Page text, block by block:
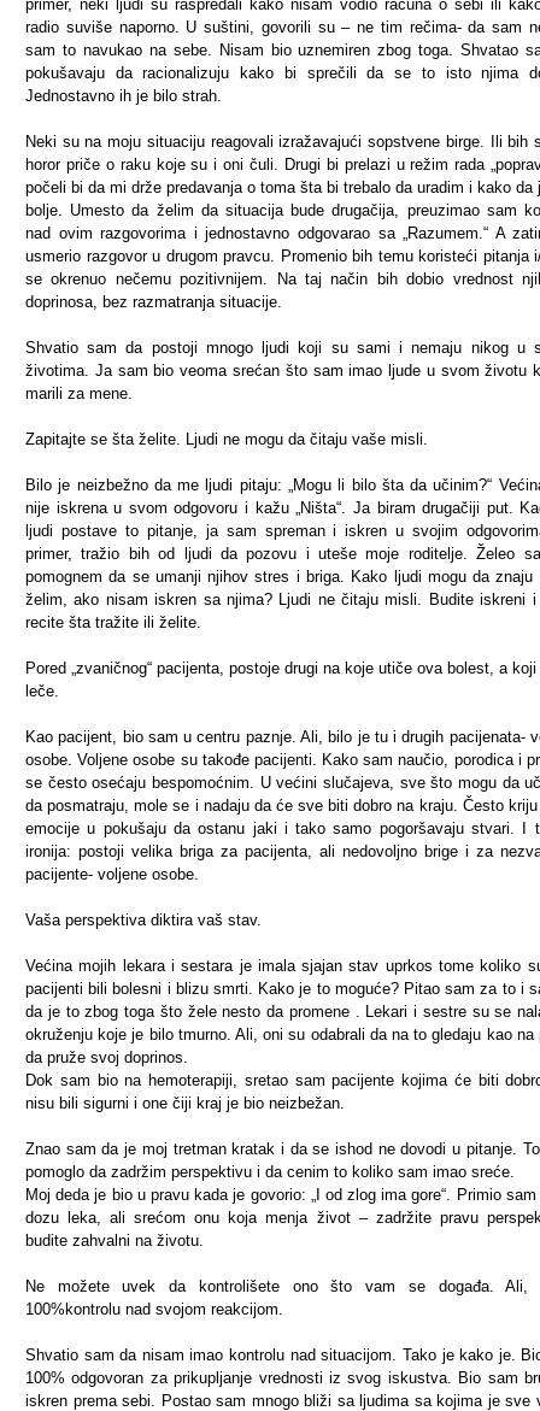
primer, neki ljudi su raspredali kako nisam vodio računa o sebi ili
radio suviše naporno. U suštini, govorili su – ne tim rečima- da sam
sam to navukao na sebe. Nisam bio uznemiren zbog toga. Shvatao
pokušavaju da racionalizuju kako bi sprečili da se to isto njima
Jednostavno ih je bilo strah.
Neki su na moju situaciju reagovali izražavajući sopstvene birge. Ili bih
horor priče o raku koje su i oni čuli. Drugi bi prelazi u režim rada
počeli bi da mi drže predavanja o toma šta bi trebalo da uradim i kako da
bolje. Umesto da želim da situacija bude drugačija, preuzimao sam
nad ovim razgovorima i jednostavno odgovarao sa „Razumem.“ A
usmerio razgovor u drugom pravcu. Promenio bih temu koristeći pitanja
se okrenuo nečemu pozitivnijem. Na taj način bih dobio vrednost
doprinosa, bez razmatranja situacije.
Shvatio sam da postoji mnogo ljudi koji su sami i nemaju nikog u
životima. Ja sam bio veoma srećan što sam imao ljude u svom životu
marili za mene.
Zapitajte se šta želite. Ljudi ne mogu da čitaju vaše misli.
Bilo je neizbežno da me ljudi pitaju: „Mogu li bilo šta da učinim?“
nije iskrena u svom odgovoru i kažu „Ništa“. Ja biram drugačiji put.
ljudi postave to pitanje, ja sam spreman i iskren u svojim
primer, tražio bih od ljudi da pozovu i uteše moje roditelje. Želeo
pomognem da se umanji njihov stres i briga. Kako ljudi mogu da znaju
želim, ako nisam iskren sa njima? Ljudi ne čitaju misli. Budite iskreni i
recite šta tražite ili želite.
Pored „zvaničnog“ pacijenta, postoje drugi na koje utiče ova bolest, a
leče.
Kao pacijent, bio sam u centru paznje. Ali, bilo je tu i drugih pacijenata-
osobe. Voljene osobe su takođe pacijenti. Kako sam naučio, porodica i
se često osećaju bespomoćnim. U većini slučajeva, sve što mogu da
da posmatraju, mole se i nadaju da će sve biti dobro na kraju. Često
emocije u pokušaju da ostanu jaki i tako samo pogoršavaju stvari. I
ironija: postoji velika briga za pacijenta, ali nedovoljno brige i za
pacijente- voljene osobe.
Vaša perspektiva diktira vaš stav.
Većina mojih lekara i sestara je imala sjajan stav uprkos tome koliko
pacijenti bili bolesni i blizu smrti. Kako je to moguće? Pitao sam za to i
da je to zbog toga što žele nesto da promene . Lekari i sestre su se
okruženju koje je bilo tmurno. Ali, oni su odabrali da na to gledaju kao na
da pruže svoj doprinos.
Dok sam bio na hemoterapiji, sretao sam pacijente kojima će biti
nisu bili sigurni i one čiji kraj je bio neizbežan.
Znao sam da je moj tretman kratak i da se ishod ne dovodi u pitanje.
pomoglo da zadržim perspektivu i da cenim to koliko sam imao sreće.
Moj deda je bio u pravu kada je govorio: „I od zlog ima gore“. Primio
dozu leka, ali srećom onu koja menja život – zadržite pravu
budite zahvalni na životu.
Ne možete uvek da kontrolišete ono što vam se događa. Ali,
100%kontrolu nad svojom reakcijom.
Shvatio sam da nisam imao kontrolu nad situacijom. Tako je kako je.
100% odgovoran za prikupljanje vrednosti iz svog iskustva. Bio sam
iskren prema sebi. Postao sam mnogo bliži sa ljudima sa kojima je sve